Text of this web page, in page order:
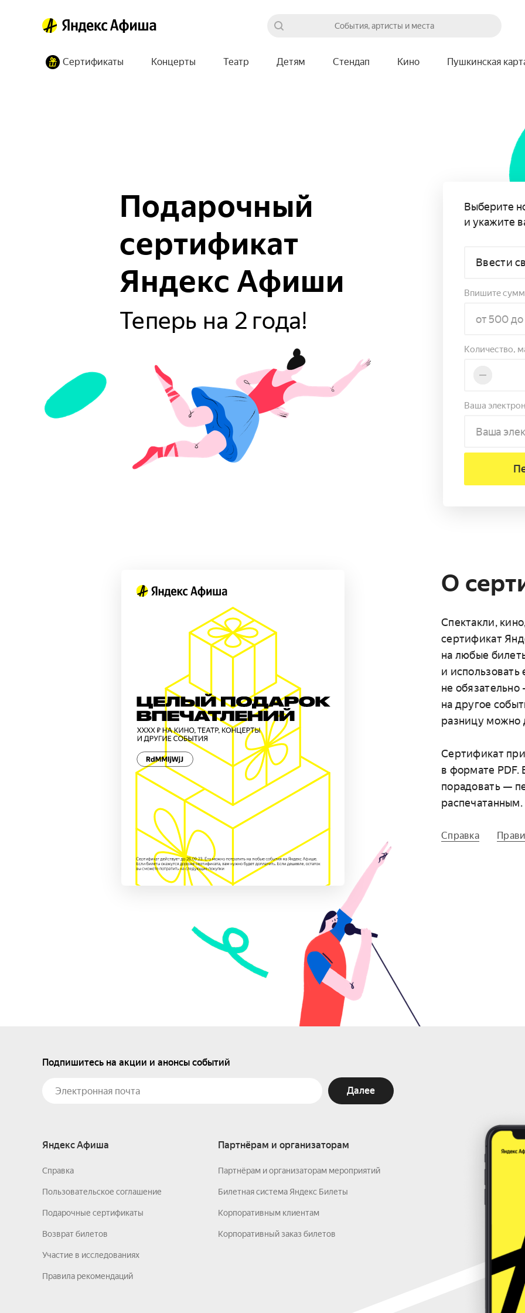
События, артисты и места
Сертификаты Концерты Театр Детям Стендап Кино Пушкинская
Подарочный
сертификат
Яндекс Афиши
Теперь на 2 года!
Выберите
и укажите
Ввести
Впишите
Количество,
Ваша
О
Спектакли,
сертификат
на любые
и использовать
не
на другое
разницу можно
Сертификат
в формате PDF.
порадовать —
распечатанным.
Справка
Подпишитесь на акции и анонсы событий
Далее
Яндекс Афиша
Справка
Пользовательское соглашение
Подарочные сертификаты
Возврат билетов
Участие в исследованиях
Правила рекомендаций
Партнёрам и организаторам
Партнёрам и организаторам мероприятий
Билетная система Яндекс Билеты
Корпоративным клиентам
Корпоративный заказ билетов